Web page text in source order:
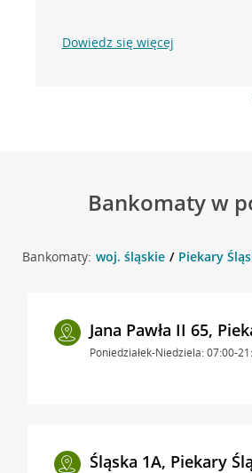
Dowiedz się więcej
Bankomaty w
Bankomaty: woj. śląskie Piekary
Jana Pawła II 65,
Poniedziałek-Niedziela: 07:00-
Śląska 1A, Piekary